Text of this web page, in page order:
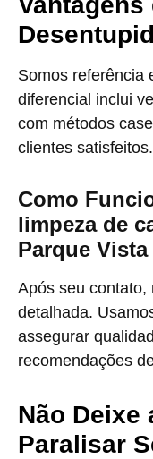
Somos referência
diferencial inclui
com métodos
clientes satisfeitos.
Como
limpeza de
Parque
Após seu contato,
detalhada.
assegurar
recomendações
Não Deixe
Paralisar